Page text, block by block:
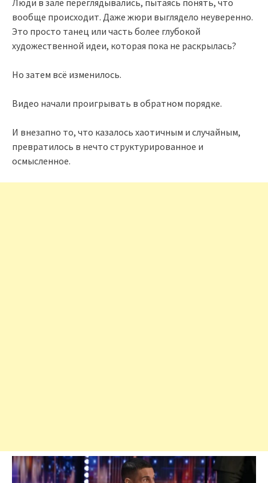
вообще происходит. Даже жюри выглядело неуверенно.
Это просто танец или часть более глубокой
художественной идеи, которая пока не раскрылась?
Но затем всё изменилось.
Видео начали проигрывать в обратном порядке.
И внезапно то, что казалось хаотичным и случайным,
превратилось в нечто структурированное и
осмысленное.